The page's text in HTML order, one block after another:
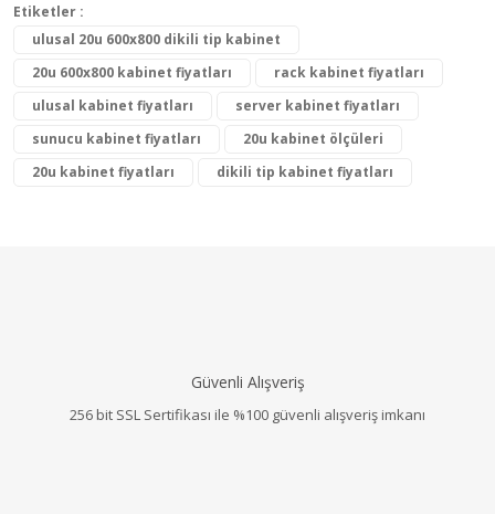
Etiketler :
ulusal 20u 600x800 dikili tip kabinet
20u 600x800 kabinet fiyatları
rack kabinet fiyatları
ulusal kabinet fiyatları
server kabinet fiyatları
sunucu kabinet fiyatları
20u kabinet ölçüleri
20u kabinet fiyatları
dikili tip kabinet fiyatları
Güvenli Alışveriş
256 bit SSL Sertifikası ile %100 güvenli alışveriş imkanı